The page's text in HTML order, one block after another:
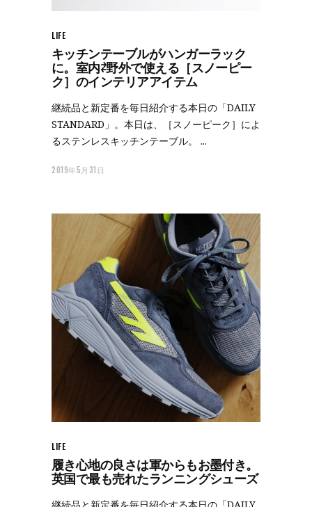
LIFE
キッチンテーブルがハンガーラック
に。室内⇄野外で使える［スノーピー
ク］のインテリアアイテム
継続品と新定番を毎日紹介する本日の「DAILY
STANDARD」。本日は、［スノーピーク］によ
るステンレスキッチンテーブル。
2019年5月31日
LIFE
履き心地の良さは軍からもお墨付き。
英国で最も売れたランニングシューズ